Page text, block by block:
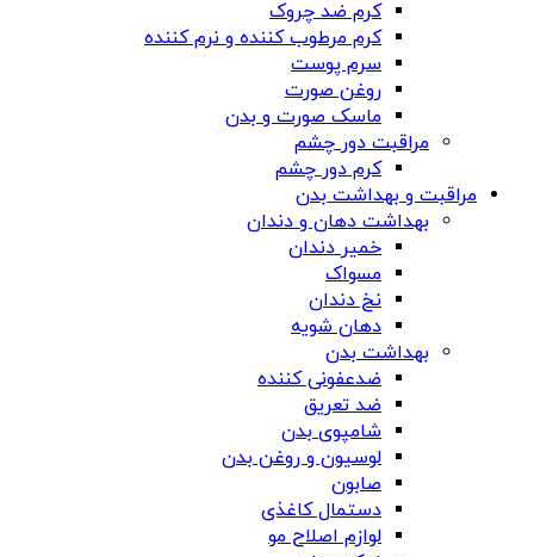
کرم ضد چروک
کرم مرطوب کننده و نرم کننده
سرم پوست
روغن صورت
ماسک صورت و بدن
مراقبت دور چشم
کرم دور چشم
مراقبت و بهداشت بدن
بهداشت دهان و دندان
خمیر دندان
مسواک
نخ دندان
دهان شویه
بهداشت بدن
ضدعفونی کننده
ضد تعریق
شامپوی بدن
لوسیون و روغن بدن
صابون
دستمال کاغذی
لوازم اصلاح مو